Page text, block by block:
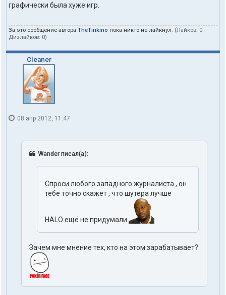
графически была хуже игр.
За это сообщение автора TheTinkino пока никто не лайкнул. (Лайков: 0 ·
Дизлайков: 0)
Cleaner
08 апр 2012, 11:47
Wander писал(а):
Спроси любого западного журналиста , он
тебе точно скажет , что шутера лучше
HALO ещё не придумали
Зачем мне мнение тех, кто на этом зарабатывает?